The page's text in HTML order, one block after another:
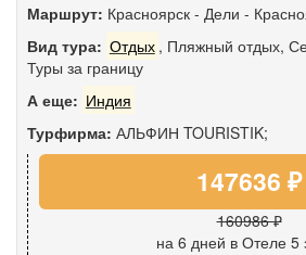
Маршрут: Красноярск - Дели -
Вид тура: Отдых , Пляжный отдых,
Туры за границу
А еще: Индия
Турфирма: АЛЬФИН TOURISTIK;
147636 ₽
160986 ₽
на 6 дней в Отеле 5